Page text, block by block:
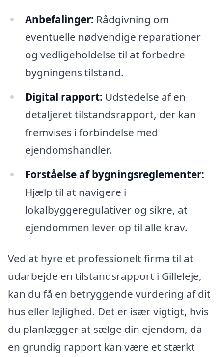
Anbefalinger: Rådgivning om
eventuelle nødvendige reparationer
og vedligeholdelse til at forbedre
bygningens tilstand.
Digital rapport: Udstedelse af en
detaljeret tilstandsrapport, der kan
fremvises i forbindelse med
ejendomshandler.
Forståelse af bygningsreglementer:
Hjælp til at navigere i
lokalbyggeregulativer og sikre, at
ejendommen lever op til alle krav.
Ved at hyre et professionelt firma til at
udarbejde en tilstandsrapport i Gilleleje,
kan du få en betryggende vurdering af dit
hus eller lejlighed. Det er især vigtigt, hvis
du planlægger at sælge din ejendom, da
en grundig rapport kan være et stærkt